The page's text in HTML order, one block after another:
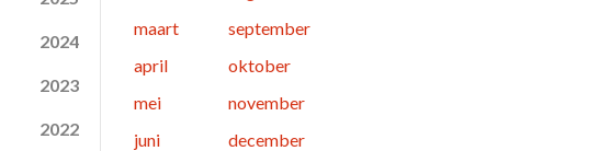
2024
2023
2022
maart
april
mei
juni
september
oktober
november
december